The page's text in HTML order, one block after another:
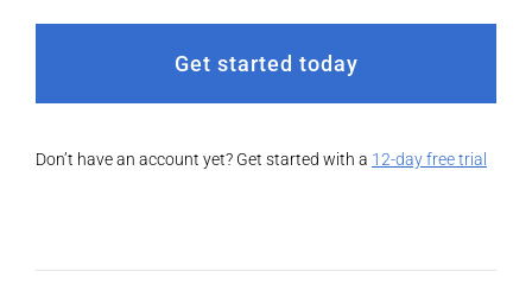
Get started today
Don’t have an account yet? Get started with a 12-day free trial